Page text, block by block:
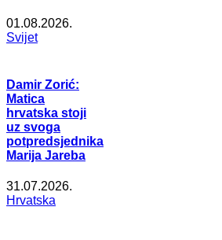
01.08.2026.
Svijet
Damir Zorić:
Matica
hrvatska stoji
uz svoga
potpredsjednika
Marija Jareba
31.07.2026.
Hrvatska